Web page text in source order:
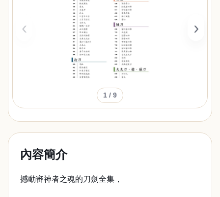
‹ ›
1 / 9
內容簡介
撼動審神者之魂的刀劍全集，